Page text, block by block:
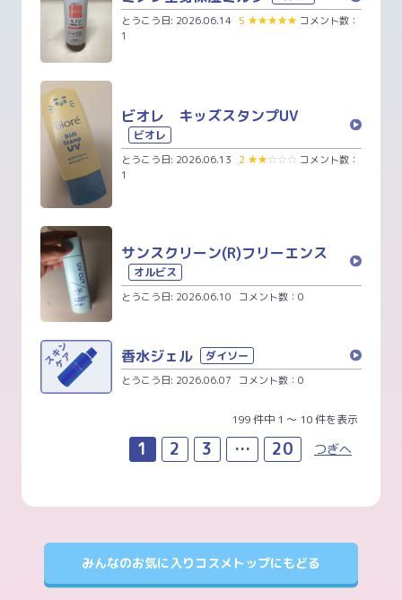
とうこう日: 2026.06.14 5 ★★★★★ コメント数：
1
ビオレ キッズスタンプUV
ビオレ
とうこう日: 2026.06.13 2 ★★☆☆☆ コメント数：
1
サンスクリーン(R)フリーエンス
オルビス
とうこう日: 2026.06.10 コメント数：0
香水ジェル ダイソー
とうこう日: 2026.06.07 コメント数：0
199 件中 1 〜 10 件を表示
1 2 3 … 20 つぎへ
みんなのお気に入りコスメトップにもどる